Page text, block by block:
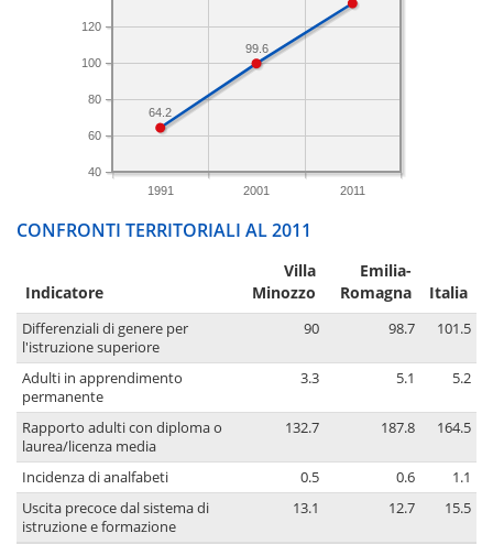
1991 2001 2011
40
60
80
100
120
99.6
64.2
CONFRONTI TERRITORIALI AL 2011
Indicatore
Villa
Minozzo
Emilia-
Romagna
Italia
Differenziali di genere per
l'istruzione superiore
90 98.7 101.5
Adulti in apprendimento
permanente
3.3 5.1 5.2
Rapporto adulti con diploma o
laurea/licenza media
132.7 187.8 164.5
Incidenza di analfabeti 0.5 0.6
1.1
Uscita precoce dal sistema di
istruzione e formazione
13.1 12.7 15.5